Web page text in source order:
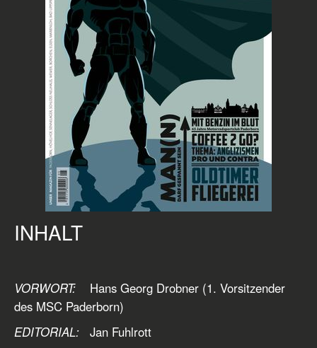
INHALT
VORWORT:
Hans Georg Drobner (1. Vorsitzender
des MSC Paderborn)
EDITORIAL: Jan Fuhlrott